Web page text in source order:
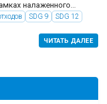
налаженного
магистранты-
университета имени
SDG 9
SDG 12
ЧИТАТЬ ДАЛЕЕ